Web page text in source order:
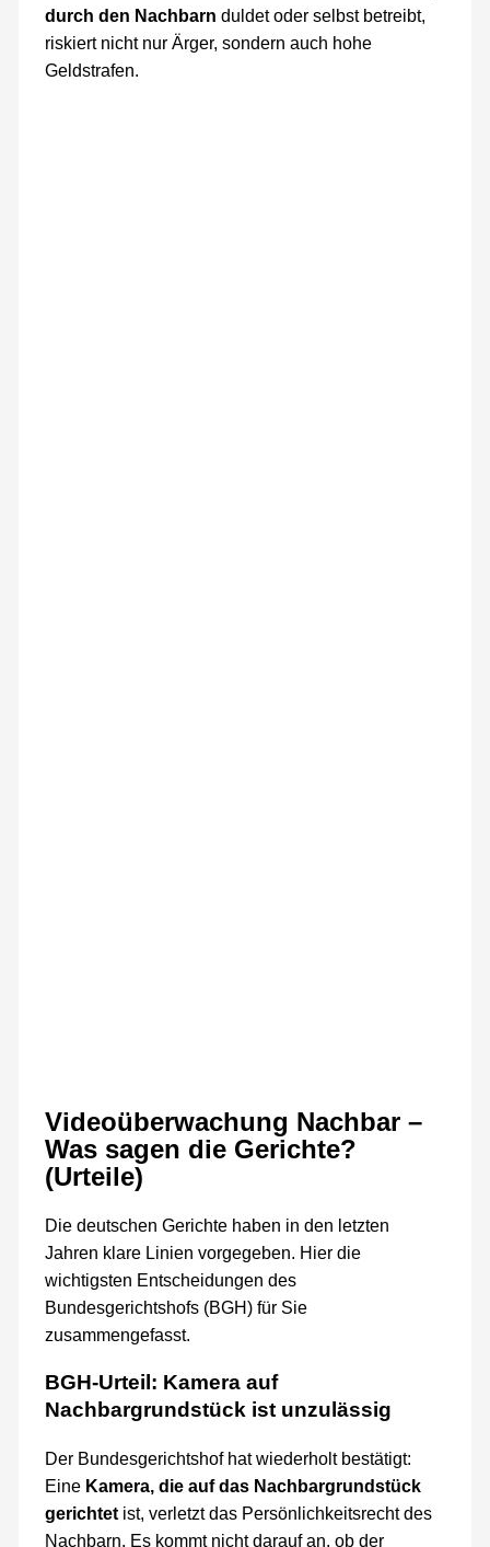
durch den Nachbarn duldet oder selbst betreibt,
riskiert nicht nur Ärger, sondern auch hohe
Geldstrafen.
Videoüberwachung Nachbar –
Was sagen die Gerichte?
(Urteile)
Die deutschen Gerichte haben in den letzten
Jahren klare Linien vorgegeben. Hier die
wichtigsten Entscheidungen des
Bundesgerichtshofs (BGH) für Sie
zusammengefasst.
BGH-Urteil: Kamera auf
Nachbargrundstück ist unzulässig
Der Bundesgerichtshof hat wiederholt bestätigt:
Eine Kamera, die auf das Nachbargrundstück
gerichtetist, verletzt das Persönlichkeitsrecht des
Nachbarn. Es kommt nicht darauf an, ob der